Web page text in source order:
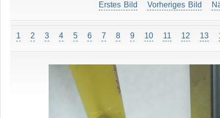
Erstes Bild Vorheriges Bild
1 2 3 4 5 6 7 8 9 10 11 12 13